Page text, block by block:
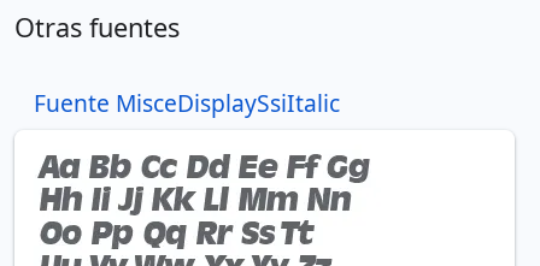
Otras fuentes
Fuente MisceDisplaySsiItalic